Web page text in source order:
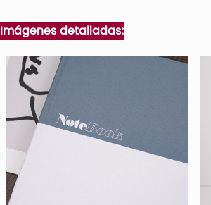
Imágenes detalladas: